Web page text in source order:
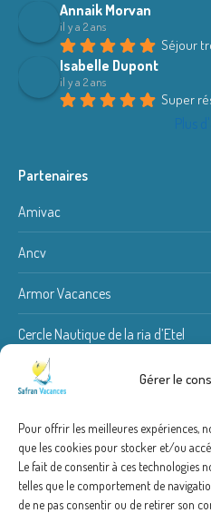
Gérer le
Pour offrir les meilleures expériences,
que les cookies pour stocker et/ou
Le fait de consentir à ces technologies
telles que le comportement de
de ne pas consentir ou de retirer son
Annaik Morvan
il y a 2 ans
Séjour
Isabelle Dupont
il y a 2 ans
Super
Plus
Partenaires
Amivac
Ancv
Armor Vacances
Cercle Nautique de la ria d’Etel
Kite Spirit
Renoviolet couvreur